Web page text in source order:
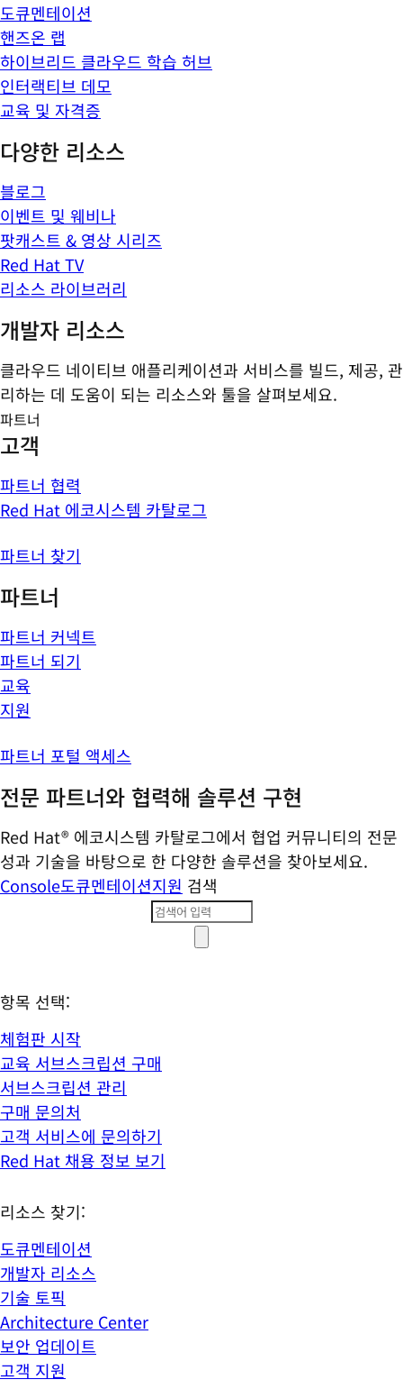
도큐멘테이션
핸즈온 랩
하이브리드 클라우드 학습 허브
인터랙티브 데모
교육 및 자격증
다양한 리소스
블로그
이벤트 및 웨비나
팟캐스트 & 영상 시리즈
Red Hat TV
리소스 라이브러리
개발자 리소스
클라우드 네이티브 애플리케이션과 서비스를 빌드, 제공, 관
리하는 데 도움이 되는 리소스와 툴을 살펴보세요.
파트너
고객
파트너 협력
Red Hat 에코시스템 카탈로그
파트너 찾기
파트너
파트너 커넥트
파트너 되기
교육
지원
파트너 포털 액세스
전문 파트너와 협력해 솔루션 구현
Red Hat® 에코시스템 카탈로그에서 협업 커뮤니티의 전문
성과 기술을 바탕으로 한 다양한 솔루션을 찾아보세요.
Console도큐멘테이션지원 검색
항목 선택:
체험판 시작
교육 서브스크립션 구매
서브스크립션 관리
구매 문의처
고객 서비스에 문의하기
Red Hat 채용 정보 보기
리소스 찾기:
도큐멘테이션
개발자 리소스
기술 토픽
Architecture Center
보안 업데이트
고객 지원